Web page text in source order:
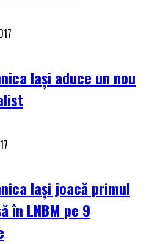
Iași aduce un nou
Iași joacă primul
în LNBM pe 9